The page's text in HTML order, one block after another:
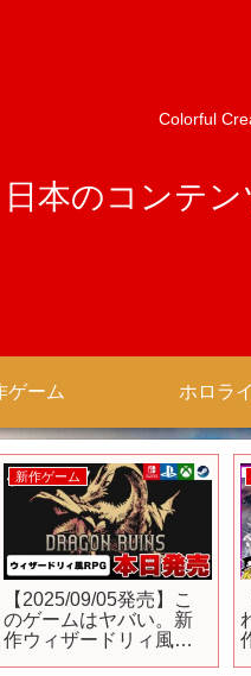
Colorful
日本のコンテ
ゲーム ホロラ
新作ゲーム
【2025/09/05発売】こ
のゲームはヤバい。新
作ウィザードリィ風